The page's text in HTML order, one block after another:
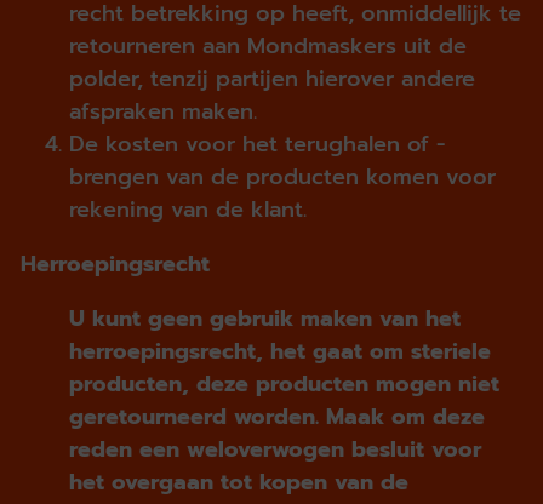
recht betrekking op heeft, onmiddellijk te
retourneren aan Mondmaskers uit de
polder, tenzij partijen hierover andere
afspraken maken.
De kosten voor het terughalen of -
brengen van de producten komen voor
rekening van de klant.
Herroepingsrecht
U kunt geen gebruik maken van het
herroepingsrecht, het gaat om steriele
producten, deze producten mogen niet
geretourneerd worden. Maak om deze
reden een weloverwogen besluit voor
het overgaan tot kopen van de